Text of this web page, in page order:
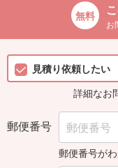
お
見積り依頼したい
詳細なお
郵便番号
郵便番号が